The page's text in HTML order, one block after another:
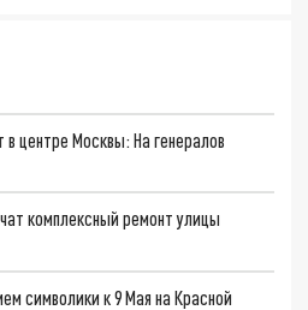
центре Москвы: На генералов
комплексный ремонт улицы
символики к 9 Мая на Красной